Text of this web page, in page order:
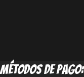
métodos de pago: